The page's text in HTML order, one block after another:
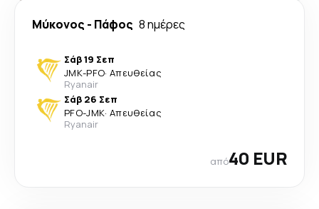
Μύκονος - Πάφος 8 ημέρες
Σάβ 19 Σεπ
JMK-PFO· Απευθείας
Ryanair
Σάβ 26 Σεπ
PFO-JMK· Απευθείας
Ryanair
από40 EUR